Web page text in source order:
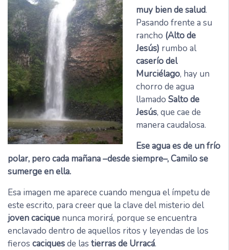
muy bien de salud.
Pasando frente a su
rancho (Alto de
Jesús) rumbo al
caserío del
Murciélago, hay un
chorro de agua
llamado Salto de
Jesús, que cae de
manera caudalosa.
Ese agua es de un frío
polar, pero cada mañana –desde siempre–, Camilo se
sumerge en ella.
Esa imagen me aparece cuando mengua el ímpetu de
este escrito, para creer que la clave del misterio del
joven cacique nunca morirá, porque se encuentra
enclavado dentro de aquellos ritos y leyendas de los
fieros caciquesde las tierras de Urracá.